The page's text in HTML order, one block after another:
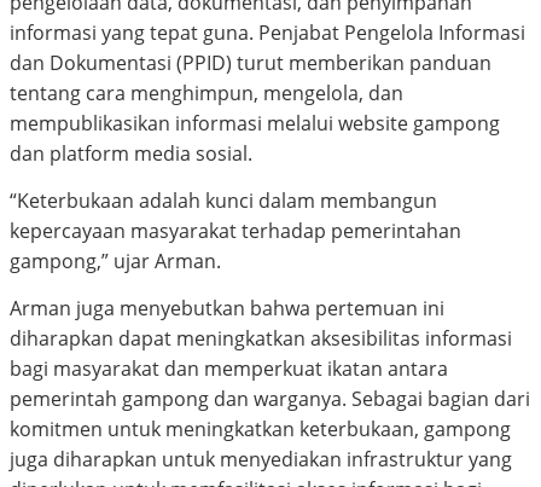
informasi yang tepat guna. Penjabat Pengelola Informasi
dan Dokumentasi (PPID) turut memberikan panduan
tentang cara menghimpun, mengelola, dan
mempublikasikan informasi melalui website gampong
dan platform media sosial.
“Keterbukaan adalah kunci dalam membangun
kepercayaan masyarakat terhadap pemerintahan
gampong,” ujar Arman.
Arman juga menyebutkan bahwa pertemuan ini
diharapkan dapat meningkatkan aksesibilitas informasi
bagi masyarakat dan memperkuat ikatan antara
pemerintah gampong dan warganya. Sebagai bagian dari
komitmen untuk meningkatkan keterbukaan, gampong
juga diharapkan untuk menyediakan infrastruktur yang